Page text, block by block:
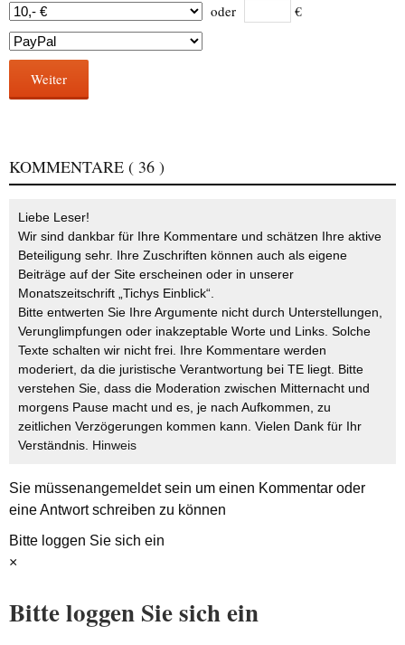
oder €
Weiter
KOMMENTARE ( 36 )
Liebe Leser!
Wir sind dankbar für Ihre Kommentare und schätzen Ihre aktive
Beteiligung sehr. Ihre Zuschriften können auch als eigene
Beiträge auf der Site erscheinen oder in unserer
Monatszeitschrift „Tichys Einblick“.
Bitte entwerten Sie Ihre Argumente nicht durch Unterstellungen,
Verunglimpfungen oder inakzeptable Worte und Links. Solche
Texte schalten wir nicht frei. Ihre Kommentare werden
moderiert, da die juristische Verantwortung bei TE liegt. Bitte
verstehen Sie, dass die Moderation zwischen Mitternacht und
morgens Pause macht und es, je nach Aufkommen, zu
zeitlichen Verzögerungen kommen kann. Vielen Dank für Ihr
Verständnis. Hinweis
Sie müssenangemeldetsein um einen Kommentar oder
eine Antwort schreiben zu können
Bitte loggen Sie sich ein
×
Bitte loggen Sie sich ein